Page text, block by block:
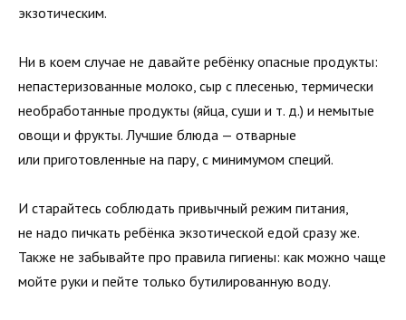
экзотическим.
Ни в коем случае не давайте ребёнку опасные продукты:
непастеризованные молоко, сыр с плесенью, термически
необработанные продукты (яйца, суши и т. д.) и немытые
овощи и фрукты. Лучшие блюда — отварные
или приготовленные на пару, с минимумом специй.
И старайтесь соблюдать привычный режим питания,
не надо пичкать ребёнка экзотической едой сразу же.
Также не забывайте про правила гигиены: как можно чаще
мойте руки и пейте только бутилированную воду.